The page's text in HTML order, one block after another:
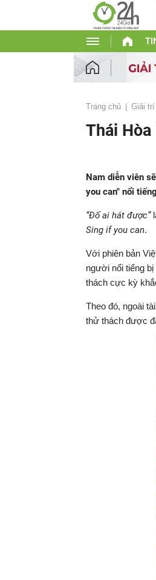
Trang chủ Giải trí
Thái
Nam diễn viên
you can" nổi
“Đố ai hát được”
Sing if you can.
Với phiên bản
người nổi tiếng
thách cực kỳ
Theo đó, ngoài
thử thách được